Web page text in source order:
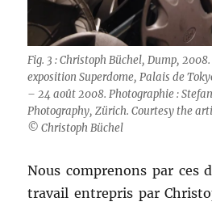
Fig. 3 : Christoph Büchel, Dump,
exposition Superdome, Palais de
– 24 août 2008. Photographie :
Photography, Zürich. Courtesy the
© Christoph Büchel
Nous comprenons par ces
travail entrepris par